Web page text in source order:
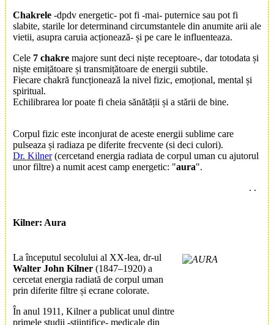
Chakrele -dpdv energetic- pot fi -mai- puternice sau pot fi
slabite, starile lor determinand circumstantele din anumite arii ale
vietii, asupra caruia acționează- și pe care le influenteaza.
Cele 7 chakre majore sunt deci niște receptoare-, dar totodata și
niște emițătoare și transmițătoare de energii subtile.
Fiecare chakră funcționează la nivel fizic, emoțional, mental și
spiritual.
Echilibrarea lor poate fi cheia sănătății și a stării de bine.
Corpul fizic este inconjurat de aceste energii sublime care
pulseaza și radiaza pe diferite frecvente (si deci culori).
Dr. Kilner(cercetand energia radiata de corpul uman cu ajutorul
unor filtre) a numit acest camp energetic: "aura".
. .
Kilner: Aura
La începutul secolului al XX-lea, dr-ul
Walter John Kilner (1847–1920) a
cercetat energia radiată de corpul uman
prin diferite filtre și ecrane colorate.
În anul 1911, Kilner a publicat unul dintre
primele studii -științifice- medicale din